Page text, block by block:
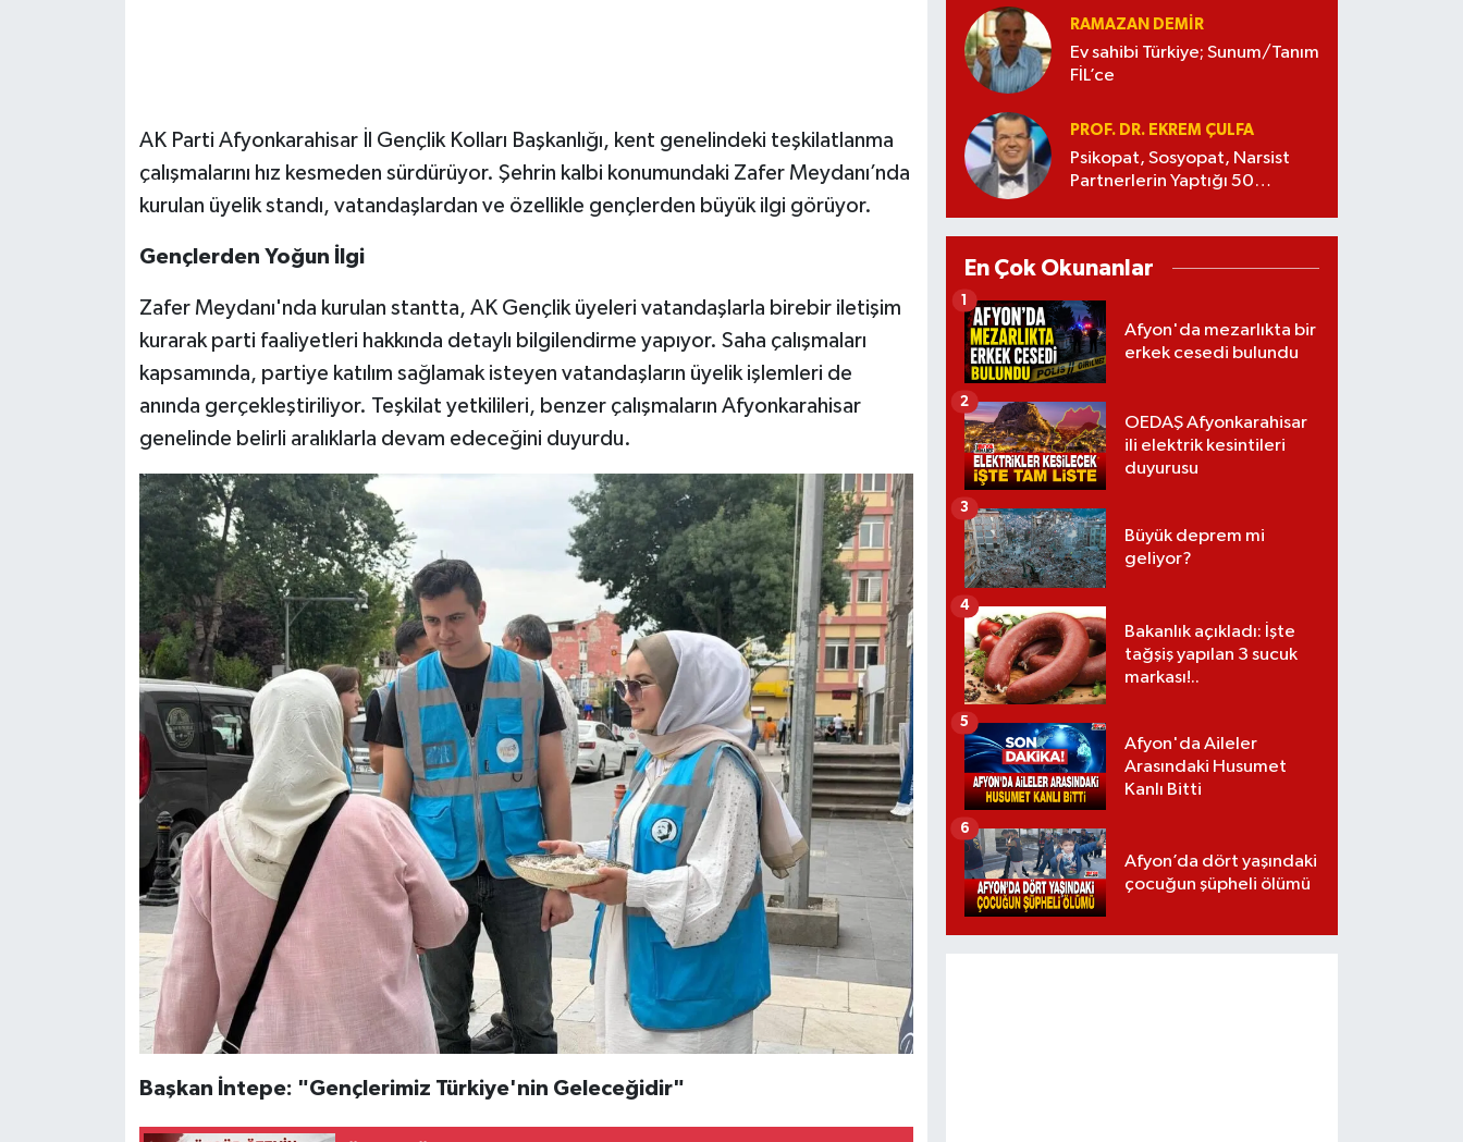
AK Parti Afyonkarahisar İl Gençlik Kolları Başkanlığı, kent genelindeki teşkilatlanma
çalışmalarını hız kesmeden sürdürüyor. Şehrin kalbi konumundaki Zafer Meydanı’nda
kurulan üyelik standı, vatandaşlardan ve özellikle gençlerden büyük ilgi görüyor.
Gençlerden Yoğun İlgi
Zafer Meydanı'nda kurulan stantta, AK Gençlik üyeleri vatandaşlarla birebir iletişim
kurarak parti faaliyetleri hakkında detaylı bilgilendirme yapıyor. Saha çalışmaları
kapsamında, partiye katılım sağlamak isteyen vatandaşların üyelik işlemleri de
anında gerçekleştiriliyor. Teşkilat yetkilileri, benzer çalışmaların Afyonkarahisar
genelinde belirli aralıklarla devam edeceğini duyurdu.
Başkan İntepe: "Gençlerimiz Türkiye'nin Geleceğidir"
RAMAZAN DEMİR
Ev sahibi Türkiye; Sunum/Tanım
FİL’ce
PROF. DR. EKREM ÇULFA
Psikopat, Sosyopat, Narsist
Partnerlerin Yaptığı 50
En Çok Okunanlar
Afyon'da mezarlıkta bir
erkek cesedi bulundu
1
OEDAŞ Afyonkarahisar
ili elektrik kesintileri
duyurusu
2
Büyük deprem mi
geliyor?
3
Bakanlık açıkladı: İşte
tağşiş yapılan 3 sucuk
markası!..
4
Afyon'da Aileler
Arasındaki Husumet
Kanlı Bitti
5
Afyon’da dört yaşındaki
çocuğun şüpheli ölümü
6